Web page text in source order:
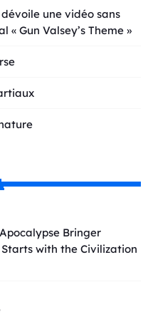
une vidéo sans
« Gun Valsey’s Theme »
Bringer
with the Civilization